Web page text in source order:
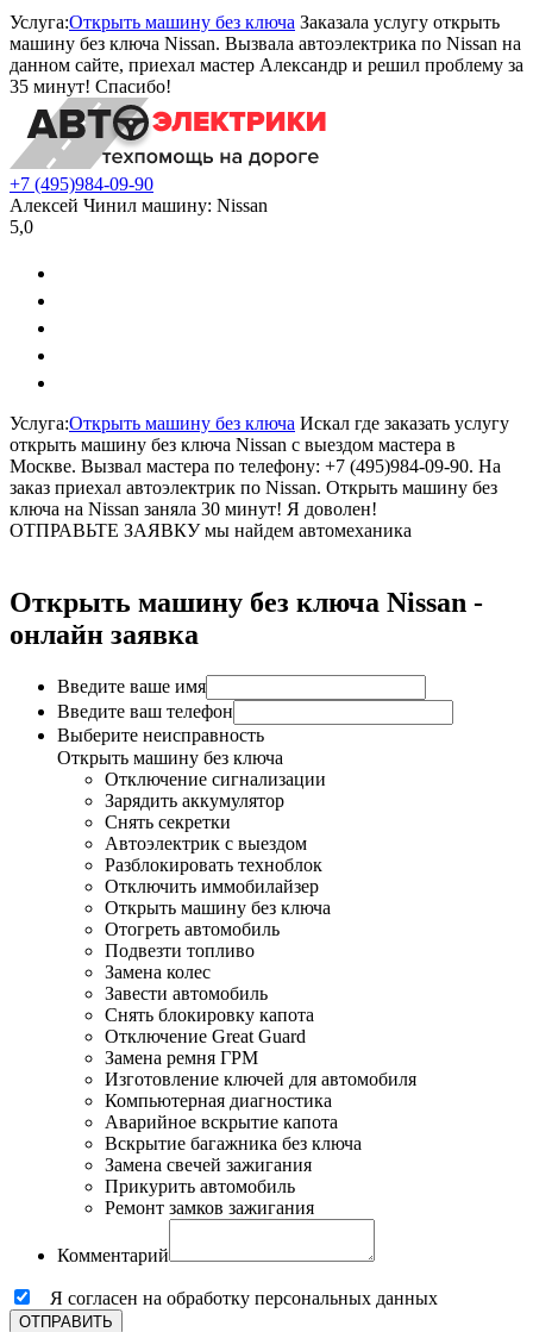
Услуга:Открыть машину без ключа Заказала услугу открыть
машину без ключа Nissan. Вызвала автоэлектрика по Nissan на
данном сайте, приехал мастер Александр и решил проблему за
35 минут! Спасибо!
+7 (495)984-09-90
Алексей Чинил машину: Nissan
5,0
Услуга:Открыть машину без ключа Искал где заказать услугу
открыть машину без ключа Nissan с выездом мастера в
Москве. Вызвал мастера по телефону: +7 (495)984-09-90. На
заказ приехал автоэлектрик по Nissan. Открыть машину без
ключа на Nissan заняла 30 минут! Я доволен!
ОТПРАВЬТЕ ЗАЯВКУ мы найдем автомеханика
Открыть машину без ключа Nissan -
онлайн заявка
Введите ваше имя
Введите ваш телефон
Выберите неисправность
Открыть машину без ключа
Отключение сигнализации
Зарядить аккумулятор
Снять секретки
Автоэлектрик с выездом
Разблокировать техноблок
Отключить иммобилайзер
Открыть машину без ключа
Отогреть автомобиль
Подвезти топливо
Замена колес
Завести автомобиль
Снять блокировку капота
Отключение Great Guard
Замена ремня ГРМ
Изготовление ключей для автомобиля
Компьютерная диагностика
Аварийное вскрытие капота
Вскрытие багажника без ключа
Замена свечей зажигания
Прикурить автомобиль
Ремонт замков зажигания
Комментарий
Я согласен на обработку персональных данных
ОТПРАВИТЬ